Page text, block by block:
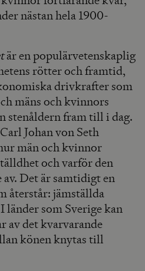
nästan hela 1900-
är en populärvetenskaplig
rötter och framtid,
drivkrafter som
mäns och kvinnors
stenåldern fram till i dag.
Johan von Seth
män och kvinnor
och varför den
Det är samtidigt en
återstår: jämställda
länder som Sverige kan
av det kvarvarande
könen knytas till